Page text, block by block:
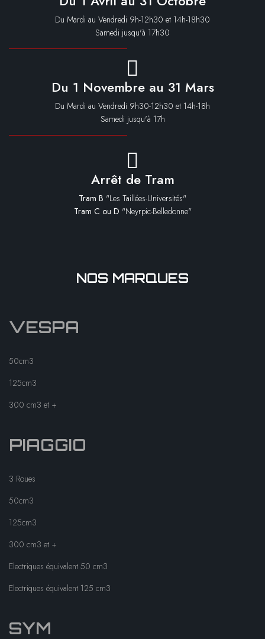
Du Mardi au Vendredi 9h-12h30 et 14h-18h30
Samedi jusqu'à 17h30
Du 1 Novembre au 31 Mars
Du Mardi au Vendredi 9h30-12h30 et 14h-18h
Samedi jusqu'à 17h
Arrêt de Tram
Tram B "Les Taillées-Universités"
Tram C ou D "Neyrpic-Belledonne"
NOS MARQUES
VESPA
50cm3
125cm3
300 cm3 et +
PIAGGIO
3 Roues
50cm3
125cm3
300 cm3 et +
Electriques équivalent 50 cm3
Electriques équivalent 125 cm3
SYM